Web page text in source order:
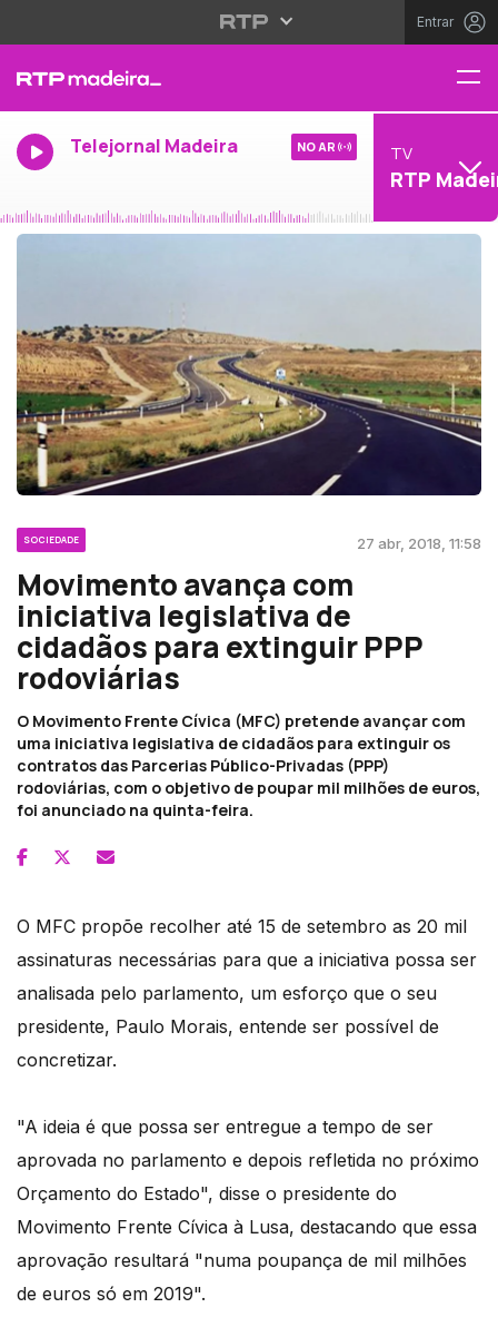
Entrar
Telejornal Madeira NO AR TV
RTP
SOCIEDADE 27 abr, 2018, 11:58
Movimento avança com
iniciativa legislativa de
cidadãos para extinguir PPP
rodoviárias
O Movimento Frente Cívica (MFC) pretende avançar com
uma iniciativa legislativa de cidadãos para extinguir os
contratos das Parcerias Público-Privadas (PPP)
rodoviárias, com o objetivo de poupar mil milhões de euros,
foi anunciado na quinta-feira.
O MFC propõe recolher até 15 de setembro as 20 mil
assinaturas necessárias para que a iniciativa possa ser
analisada pelo parlamento, um esforço que o seu
presidente, Paulo Morais, entende ser possível de
concretizar.
"A ideia é que possa ser entregue a tempo de ser
aprovada no parlamento e depois refletida no próximo
Orçamento do Estado", disse o presidente do
Movimento Frente Cívica à Lusa, destacando que essa
aprovação resultará "numa poupança de mil milhões
de euros só em 2019".